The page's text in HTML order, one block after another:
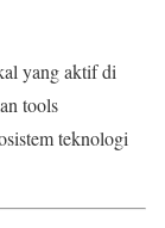
yang aktif di
tools
teknologi